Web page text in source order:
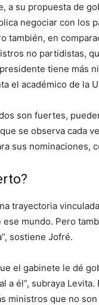
a su propuesta de
negociar con los
también, en
no partidistas,
tiene más
el académico de la
son fuertes,
se observa cada
sus nominaciones,
trayectoria
mundo. Pero
sostiene Jofré.
el gabinete le dé
a él”, subraya
ministros que no